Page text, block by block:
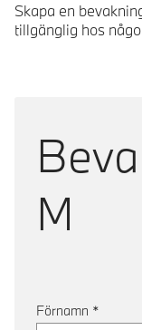
Skapa en
tillgänglig hos
M
Förnamn *